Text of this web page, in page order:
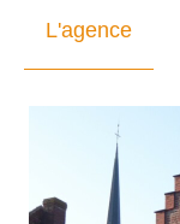
L'agence